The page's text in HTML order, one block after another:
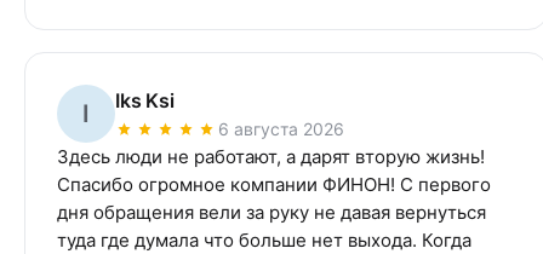
I Iks Ksi
6 августа 2026
Здесь люди не работают, а дарят вторую жизнь!
Спасибо огромное компании ФИНОН! С первого
дня обращения вели за руку не давая вернуться
туда где думала что больше нет выхода. Когда